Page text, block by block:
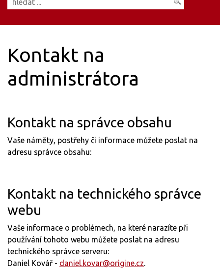
Kontakt na
administrátora
Kontakt na správce obsahu
Vaše náměty, postřehy či informace můžete poslat na
adresu správce obsahu:
Kontakt na technického správce
webu
Vaše informace o problémech, na které narazíte při
používání tohoto webu můžete poslat na adresu
technického správce serveru:
Daniel Kovář - daniel.kovar@origine.cz.